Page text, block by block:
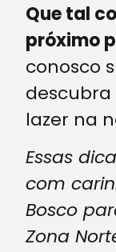
Que tal
próximo
conosco
lazer na
Essas
com
Bosco
Zona